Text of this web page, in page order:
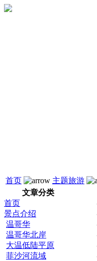
首页 主题旅游
文章分类
首页
景点介绍
温哥华
温哥华北岸
大温低陆平原
菲沙河流域